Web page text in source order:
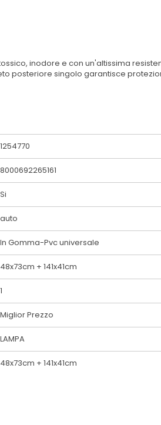
inodore e con un'altissima
posteriore singolo garantisce
1254770
8000692265161
Si
auto
In Gomma-Pvc universale
48x73cm + 141x41cm
1
Miglior Prezzo
LAMPA
48x73cm + 141x41cm